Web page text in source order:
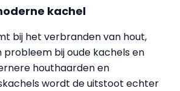
kachel
bij het verbranden van hout,
bij oude kachels en
houthaarden en
wordt de uitstoot echter